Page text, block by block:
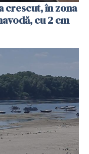
crescut, în zona
cu 2 cm